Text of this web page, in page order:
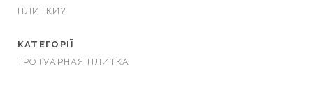
ПЛИТКИ?
КАТЕГОРІЇ
ТРОТУАРНАЯ ПЛИТКА